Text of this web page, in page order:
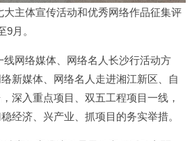
主体宣传活动和优秀网络作品征集评
月。
网络媒体、网络名人长沙行活动方
新媒体、网络名人走进湘江新区、自
深入重点项目、双五工程项目一线，
经济、兴产业、抓项目的务实举措。